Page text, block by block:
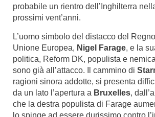
probabile un rientro dell’Inghilterra
prossimi vent’anni.
L’uomo simbolo del distacco del
Unione Europea, Nigel Farage, e la
politica, Reform DK, populista e
sono già all’attacco. Il cammino di
ragioni sinora addotte, si presenta
da un lato l’apertura a Bruxelles,
che la destra populista di Farage
lo spinge ad essere durissimo contro